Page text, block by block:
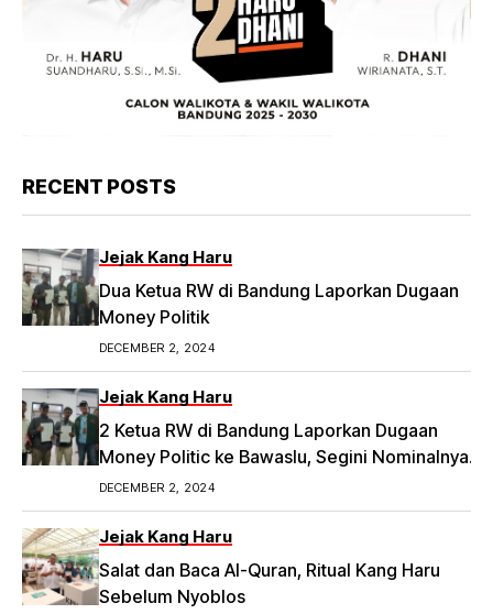
RECENT POSTS
Jejak Kang Haru
Dua Ketua RW di Bandung Laporkan Dugaan
Money Politik
DECEMBER 2, 2024
Jejak Kang Haru
2 Ketua RW di Bandung Laporkan Dugaan
Money Politic ke Bawaslu, Segini Nominalnya
Artikel ini telah tayang di Tribunpriangan.com
dengan judul 2 Ketua RW di Bandung Laporkan
Dugaan Money Politic ke Bawaslu, Segini
Nominalnya,
https://priangan.tribunnews.com/2024/11/30/2-
DECEMBER 2, 2024
Jejak Kang Haru
Salat dan Baca Al-Quran, Ritual Kang Haru
Sebelum Nyoblos